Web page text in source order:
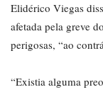
Elidérico Viegas
afetada pela greve
perigosas, “ao
“Existia alguma